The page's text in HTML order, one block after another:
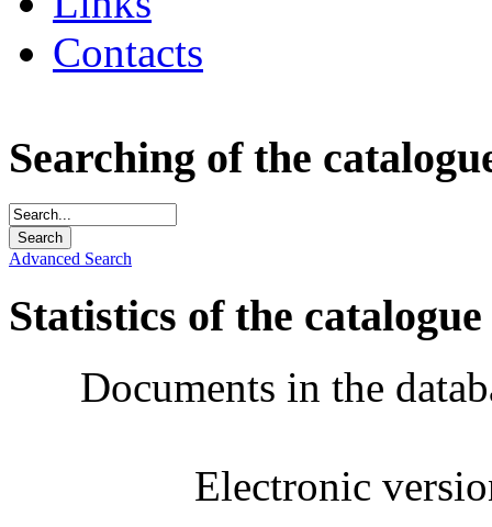
Contacts
Searching of the
Advanced Search
Statistics of the catalogue
Documents in the
Electronic